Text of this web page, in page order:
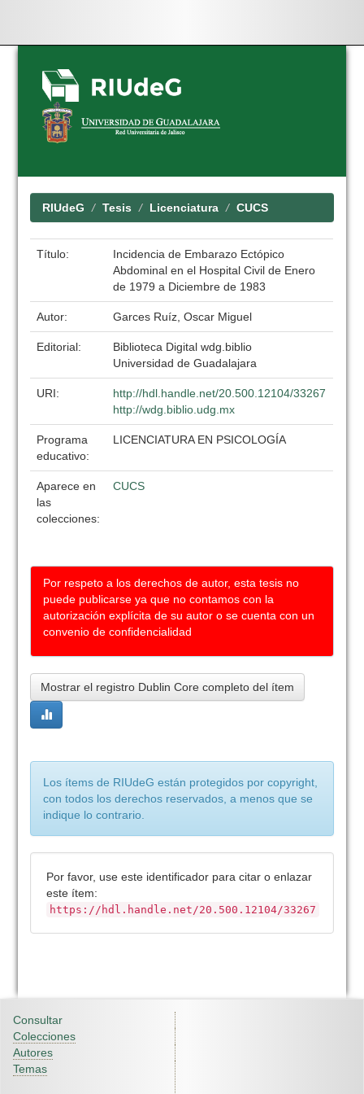
Skip
navigation
RIUdeG Tesis Licenciatura CUCS
Título:
Incidencia de Embarazo Ectópico
Abdominal en el Hospital Civil de Enero
de 1979 a Diciembre de 1983
Autor: Garces Ruíz, Oscar Miguel
Editorial:
Biblioteca Digital wdg.biblio
Universidad de Guadalajara
URI:
http://hdl.handle.net/20.500.12104/33267
http://wdg.biblio.udg.mx
Programa
educativo:
LICENCIATURA EN PSICOLOGÍA
Aparece en
las
colecciones:
CUCS
Por respeto a los derechos de autor, esta tesis no
puede publicarse ya que no contamos con la
autorización explícita de su autor o se cuenta con un
convenio de confidencialidad
Mostrar el registro Dublin Core completo del ítem
Los ítems de RIUdeG están protegidos por copyright,
con todos los derechos reservados, a menos que se
indique lo contrario.
Por favor, use este identificador para citar o enlazar
este ítem:
https://hdl.handle.net/20.500.12104/33267
Consultar
Colecciones
Autores
Temas